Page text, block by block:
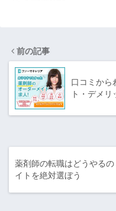
前の記事
口コミから
ト・デメリ
薬剤師の転職はどうやる
イトを絶対選ぼう